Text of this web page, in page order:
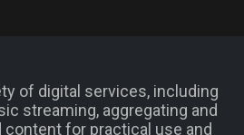
of digital services, including
streaming, aggregating and
content for practical use and